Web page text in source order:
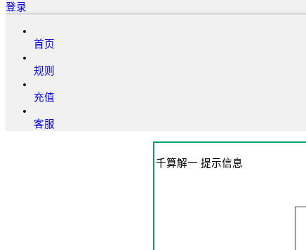
登录
首页
规则
充值
客服
千算解一 提示信息